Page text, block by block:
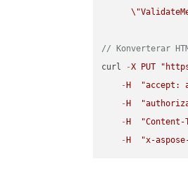
\"
// Konverterar
curl
-X PUT
- H
"accept:
- H
- H
- H "x-